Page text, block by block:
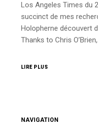
Los Angeles Times du
succinct de mes
Holopherne découvert
Thanks to Chris
LIRE PLUS
NAVIGATION